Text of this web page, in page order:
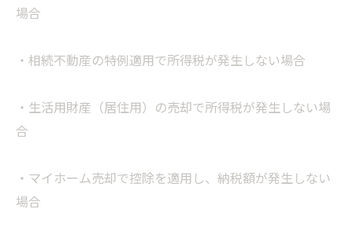
場合
・相続不動産の特例適用で所得税が発生しない場合
・生活用財産（居住用）の売却で所得税が発生しない場
合
・マイホーム売却で控除を適用し、納税額が発生しない
場合